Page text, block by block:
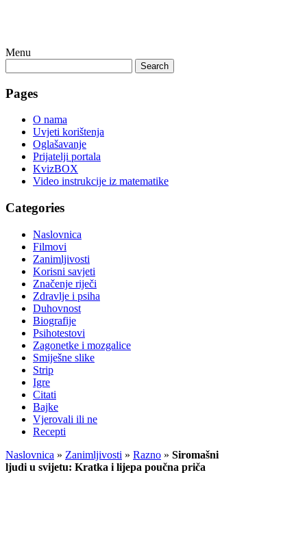
Menu
Search
Pages
O nama
Uvjeti korištenja
Oglašavanje
Prijatelji portala
KvizBOX
Video instrukcije iz matematike
Categories
Naslovnica
Filmovi
Zanimljivosti
Korisni savjeti
Značenje riječi
Zdravlje i psiha
Duhovnost
Biografije
Psihotestovi
Zagonetke i mozgalice
Smiješne slike
Strip
Igre
Citati
Bajke
Vjerovali ili ne
Recepti
Naslovnica » Zanimljivosti » Razno » Siromašni
ljudi u svijetu: Kratka i lijepa poučna priča